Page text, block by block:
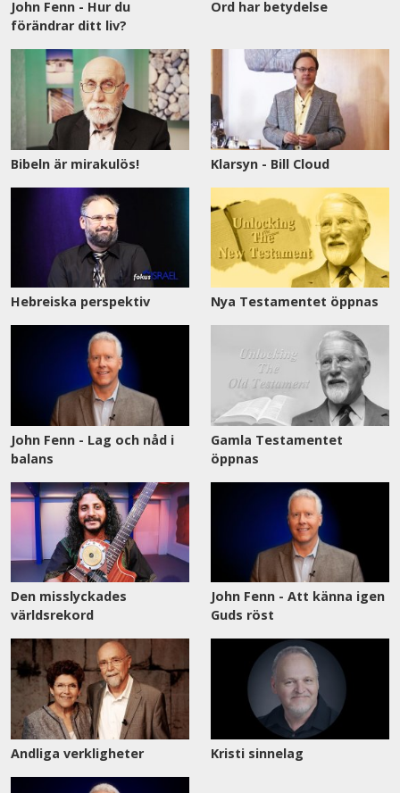
John Fenn - Hur du
förändrar ditt liv?
Ord har betydelse
Bibeln är mirakulös! Klarsyn - Bill Cloud
Hebreiska perspektiv Nya Testamentet öppnas
John Fenn - Lag och nåd i
balans
Gamla Testamentet
öppnas
Den misslyckades
världsrekord
John Fenn - Att känna igen
Guds röst
Andliga verkligheter Kristi sinnelag